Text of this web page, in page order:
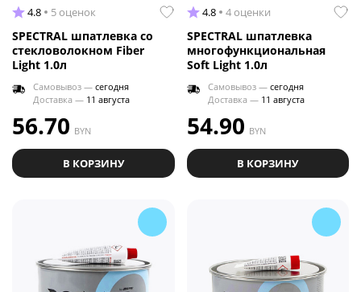
4.8 5 оценок
SPECTRAL шпатлевка со
стекловолокном Fiber
Light 1.0л
Самовывоз — сегодня
Доставка — 11 августа
56.70 BYN
В КОРЗИНУ
4.8 4 оценки
SPECTRAL шпатлевка
многофункциональная
Soft Light 1.0л
Самовывоз — сегодня
Доставка — 11 августа
54.90 BYN
В КОРЗИНУ